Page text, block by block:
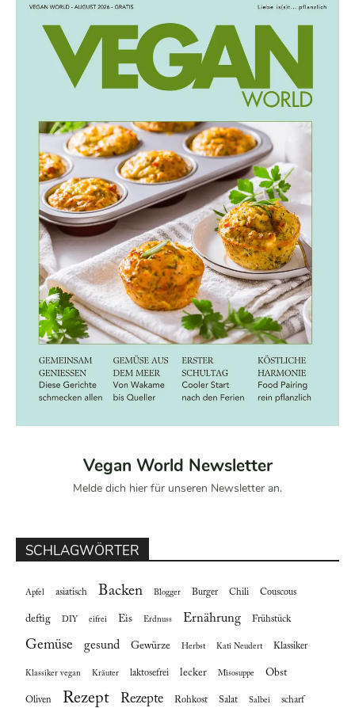
Vegan World Newsletter
Melde dich hier für unseren Newsletter an.
SCHLAGWÖRTER
Apfel asiatisch Backen Blogger Burger Chili Couscous
deftig DIY eifrei Eis Erdnuss Ernährung Frühstück
Gemüse gesund Gewürze Herbst Kati Neudert Klassiker
Klassiker vegan Kräuter laktosefrei lecker Misosuppe Obst
Oliven Rezept Rezepte Rohkost Salat Salbei scharf